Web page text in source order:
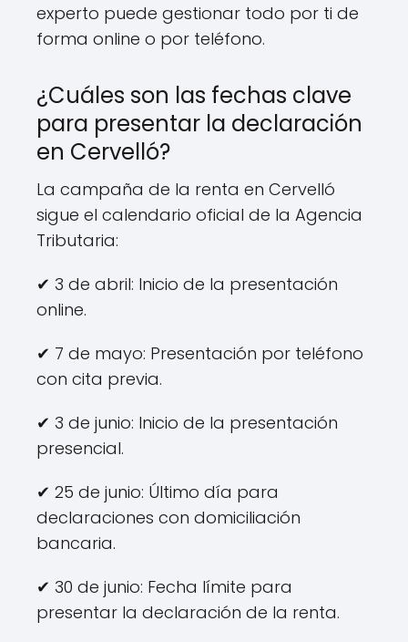
experto puede gestionar todo por ti de
forma online o por teléfono.
¿Cuáles son las fechas clave
para presentar la declaración
en Cervelló?
La campaña de la renta en Cervelló
sigue el calendario oficial de la Agencia
Tributaria:
✔ 3 de abril: Inicio de la presentación
online.
✔ 7 de mayo: Presentación por teléfono
con cita previa.
✔ 3 de junio: Inicio de la presentación
presencial.
✔ 25 de junio: Último día para
declaraciones con domiciliación
bancaria.
✔ 30 de junio: Fecha límite para
presentar la declaración de la renta.